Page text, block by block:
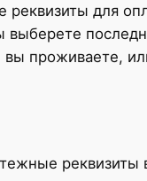
реквизиты для
выберете
вы проживаете,
реквизиты